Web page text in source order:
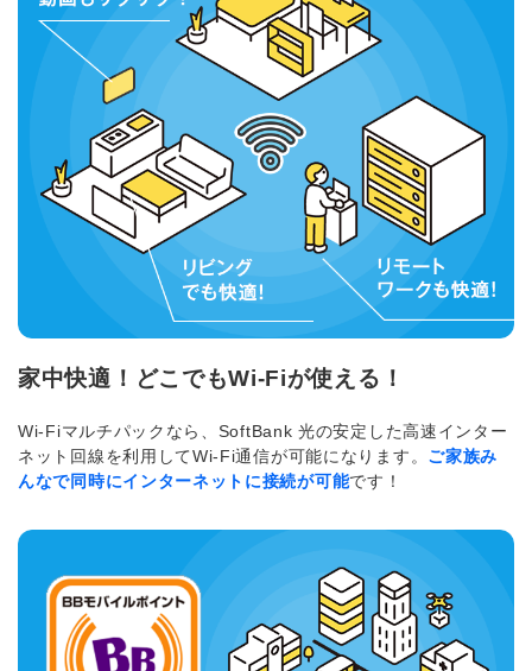
家中快適！どこでもWi-Fiが使える！
Wi-Fiマルチパックなら、SoftBank 光の安定した高速インター
ネット回線を利用してWi-Fi通信が可能になります。 ご家族み
んなで同時にインターネットに接続が可能です！